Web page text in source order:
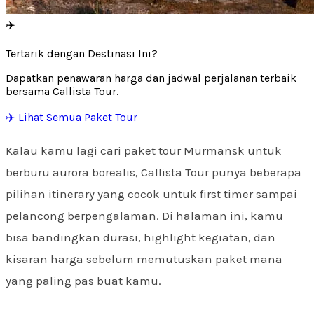
✈️
Tertarik dengan Destinasi Ini?
Dapatkan penawaran harga dan jadwal perjalanan terbaik
bersama Callista Tour.
✈️ Lihat Semua Paket Tour
Kalau kamu lagi cari paket tour Murmansk untuk
berburu aurora borealis, Callista Tour punya beberapa
pilihan itinerary yang cocok untuk first timer sampai
pelancong berpengalaman. Di halaman ini, kamu
bisa bandingkan durasi, highlight kegiatan, dan
kisaran harga sebelum memutuskan paket mana
yang paling pas buat kamu.